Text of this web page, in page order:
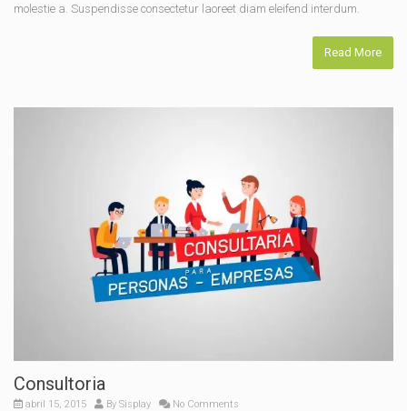
molestie a. Suspendisse consectetur laoreet diam eleifend interdum.
Read More
Consultoria
abril 15, 2015 By Sisplay No Comments